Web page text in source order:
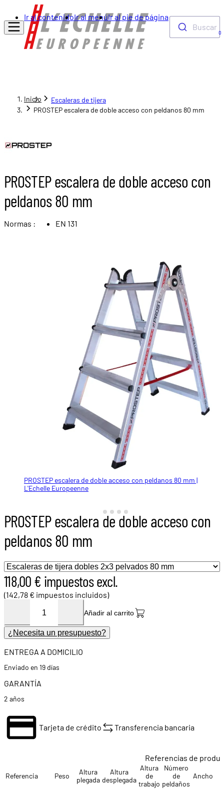
Ir al contenidoIr al menúIr al pie de página
Buscar
0
Inicio
Escaleras de tijera
PROSTEP escalera de doble acceso con peldanos 80 mm
PROSTEP escalera de doble acceso con
peldanos 80 mm
Normas : EN 131
PROSTEP escalera de doble acceso con peldanos 80 mm |
L'Echelle Europeenne
PROSTEP escalera de doble acceso con peldanos 80 mm |
L'Echelle Europeenne
Patins garantis à vie
tensor de separación
Escalones de 80 mm
PROSTEP escalera de doble acceso con
peldanos 80 mm
118,00 € impuestos excl.
(142,78 € impuestos incluidos)
Añadir al carrito
¿Necesita un presupuesto?
ENTREGA A DOMICILIO
Enviado en 19 días
GARANTÍA
2 años
Tarjeta de crédito Transferencia bancaria
Referencias de
Referencia Peso
Altura
plegada
Altura
desplegada
Altura
de
trabajo
Número
de
peldaños
Ancho